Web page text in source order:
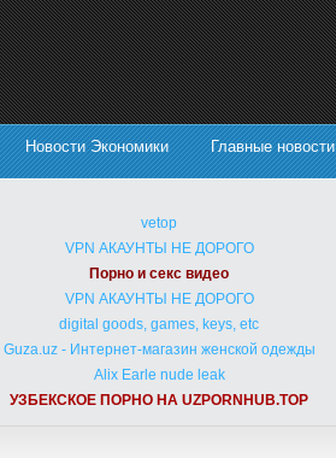
Новости Экономики Главные новости
vetop
VPN АКАУНТЫ НЕ ДОРОГО
Порно и секс видео
VPN АКАУНТЫ НЕ ДОРОГО
digital goods, games, keys, etc
Guza.uz - Интернет-магазин женской одежды
Alix Earle nude leak
УЗБЕКСКОЕ ПОРНО НА UZPORNHUB.TOP